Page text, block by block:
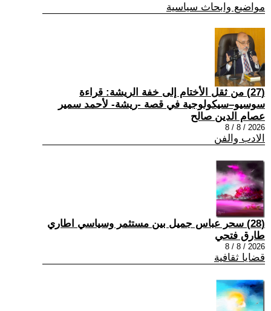
مواضيع وابحاث سياسية
(27) من ثقل الأختام إلى خفة الريشة: قراءة
سوسيو–سيكولوجية في قصة -ريشة- لأحمد سمير
عصام الدين صالح
2026 / 8 / 8
الادب والفن
(28) سحر عباس جميل بين مستثمر وسياسي اطاري
طارق فتحي
2026 / 8 / 8
قضايا ثقافية